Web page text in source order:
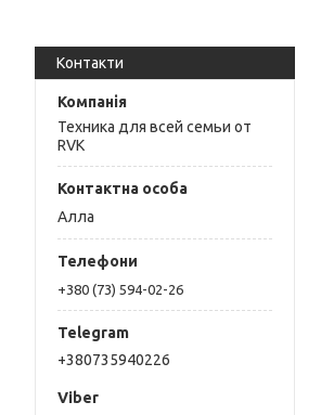
Контакти
Техника для всей семьи от
RVK
Алла
+380 (73) 594-02-26
+380735940226